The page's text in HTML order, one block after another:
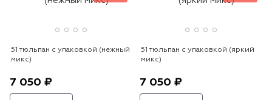
51 тюльпан с упаковкой (нежный
микс)
7 050 ₽
51 тюльпан с упаковкой (яркий
микс)
7 050 ₽